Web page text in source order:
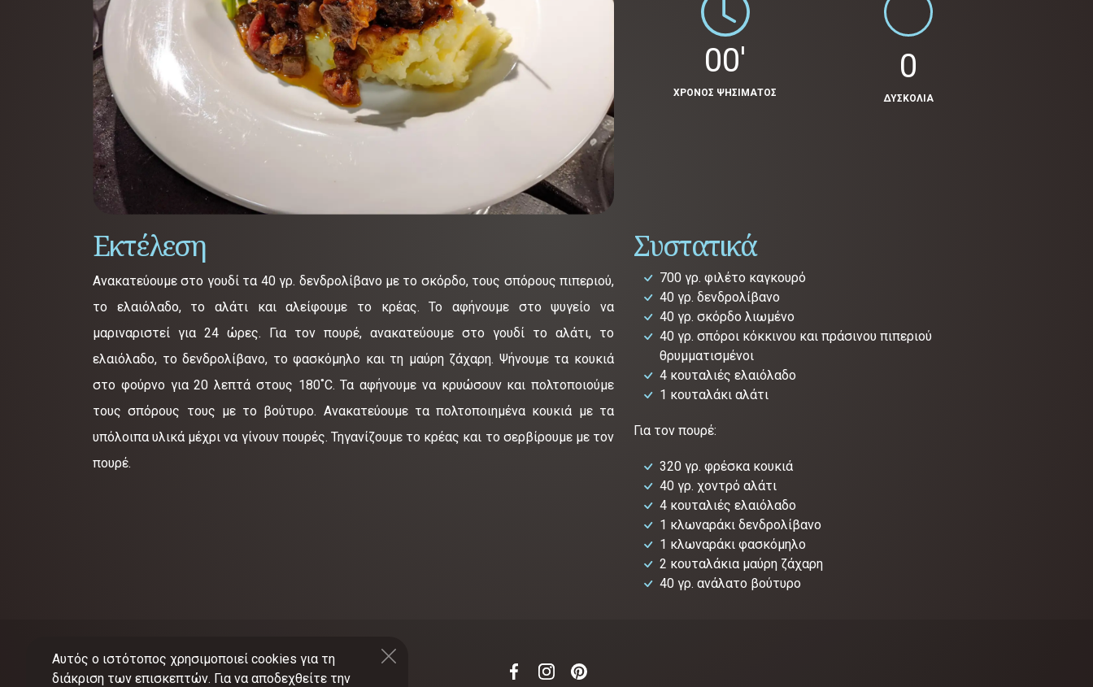
00'
ΧΡΟΝΟΣ ΨΗΣΙΜΑΤΟΣ
0
ΔΥΣΚΟΛΙΑ
Συστατικά
700 γρ. φιλέτο καγκουρό
40 γρ. δενδρολίβανο
40 γρ. σκόρδο λιωμένο
40 γρ. σπόροι κόκκινου και πράσινου πιπεριού
θρυμματισμένοι
4 κουταλιές ελαιόλαδο
1 κουταλάκι αλάτι
Για τον πουρέ:
320 γρ. φρέσκα κουκιά
40 γρ. χοντρό αλάτι
4 κουταλιές ελαιόλαδο
1 κλωναράκι δενδρολίβανο
1 κλωναράκι φασκόμηλο
2 κουταλάκια μαύρη ζάχαρη
40 γρ. ανάλατο βούτυρο
Εκτέλεση
Ανακατεύουμε στο γουδί τα 40 γρ. δενδρολίβανο με το σκόρδο, τους σπόρους πιπεριού,
το ελαιόλαδο, το αλάτι και αλείφουμε το κρέας. Το αφήνουμε στο ψυγείο να
μαριναριστεί για 24 ώρες. Για τον πουρέ, ανακατεύουμε στο γουδί το αλάτι, το
ελαιόλαδο, το δενδρολίβανο, το φασκόμηλο και τη μαύρη ζάχαρη. Ψήνουμε τα κουκιά
στο φούρνο για 20 λεπτά στους 180˚C. Τα αφήνουμε να κρυώσουν και πολτοποιούμε
τους σπόρους τους με το βούτυρο. Ανακατεύουμε τα πολτοποιημένα κουκιά με τα
υπόλοιπα υλικά μέχρι να γίνουν πουρές. Τηγανίζουμε το κρέας και το σερβίρουμε με τον
πουρέ.
Αυτός ο ιστότοπος χρησιμοποιεί cookies για τη
διάκριση των επισκεπτών. Για να αποδεχθείτε την